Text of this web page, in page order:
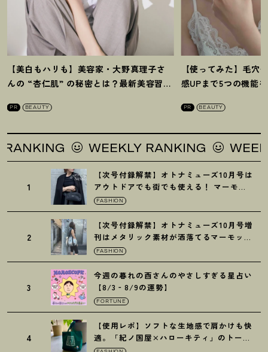
【美白もハリも】美容家・大野真理子さ
んの “杏仁肌” の秘密とは ？ 最新美容習慣
PR BEAUTY
【使ってみた】毛穴
感UPまで5つの機能
PR BEAUTY
WEEKLY RANKING WEEKLY
1
【次号付録解禁】オトナミューズ10月号は
アウトドアでも街でも使える ！ マーモッ
トの黒ショルダー
FASHION
2
【次号付録解禁】オトナミューズ10月号増
刊はメタリック素材が洒落てるマーモット
の保冷バッグ
FASHION
3
今週の暮れの酉さんのやさしすぎる星占い
【8/3‐8/9の運勢】
FORTUNE
4
【使用レポ】ソフトな生地感で肩かけも快
適。「紀ノ国屋×ハローキティ」のトート
がガシガシ使えて最高です